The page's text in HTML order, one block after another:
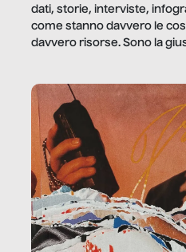
dati, storie, interviste,
come stanno davvero le
davvero risorse. Sono la